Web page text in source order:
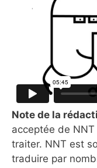
Note de la
acceptée de
traiter. NNT est
traduire par